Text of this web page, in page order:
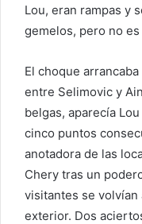
Lou, eran rampas y
gemelos, pero no es
El choque
entre Selimovic y
belgas, aparecía
cinco puntos
anotadora de las
Chery tras un
visitantes se
exterior. Dos